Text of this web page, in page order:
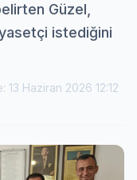
Güzel,
istediğini
13 Haziran 2026 12:12